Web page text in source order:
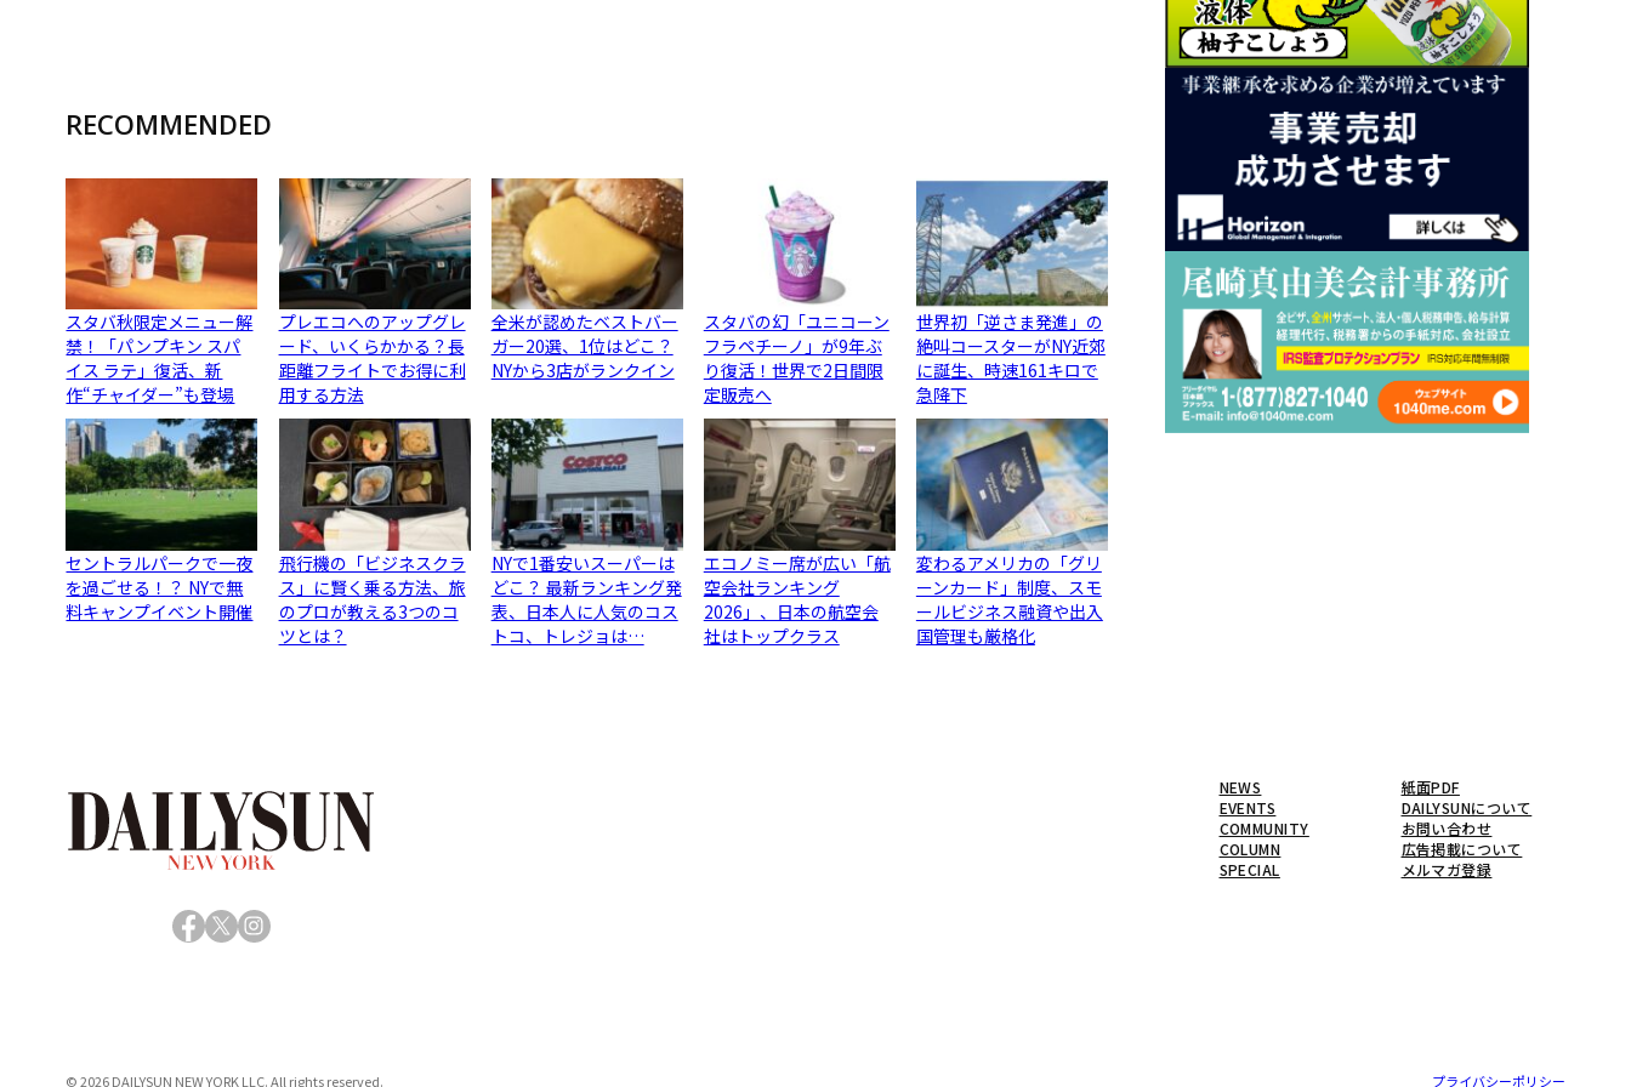
RECOMMENDED
スタバ秋限定メニュー解
禁！「パンプキン スパ
イス ラテ」復活、新
作“チャイダー”も登場
プレエコへのアップグレ
ード、いくらかかる？長
距離フライトでお得に利
用する方法
全米が認めたベストバー
ガー20選、1位はどこ？
NYから3店がランクイン
スタバの幻「ユニコーン
フラペチーノ」が9年ぶ
り復活！世界で2日間限
定販売へ
世界初「逆さま発進」の
絶叫コースターがNY近郊
に誕生、時速161キロで
急降下
セントラルパークで一夜
を過ごせる！？ NYで無
料キャンプイベント開催
飛行機の「ビジネスクラ
ス」に賢く乗る方法、旅
のプロが教える3つのコ
ツとは？
NYで1番安いスーパーは
どこ？ 最新ランキング発
表、日本人に人気のコス
トコ、トレジョは…
エコノミー席が広い「航
空会社ランキング
2026」、日本の航空会
社はトップクラス
変わるアメリカの「グリ
ーンカード」制度、スモ
ールビジネス融資や出入
国管理も厳格化
Facebook
X Instagram
NEWS
EVENTS
COMMUNITY
COLUMN
SPECIAL
紙面PDF
DAILYSUNについて
お問い合わせ
広告掲載について
メルマガ登録
© 2026 DAILYSUN NEW YORK LLC. All rights reserved. プライバシーポリシー